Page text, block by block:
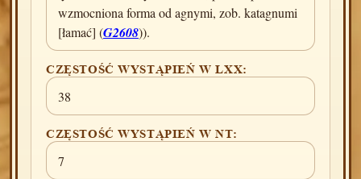
wzmocniona forma od agnymi, zob. katagnumi
[łamać] (G2608)).
CZĘSTOŚĆ WYSTĄPIEŃ W LXX:
38
CZĘSTOŚĆ WYSTĄPIEŃ W NT:
7